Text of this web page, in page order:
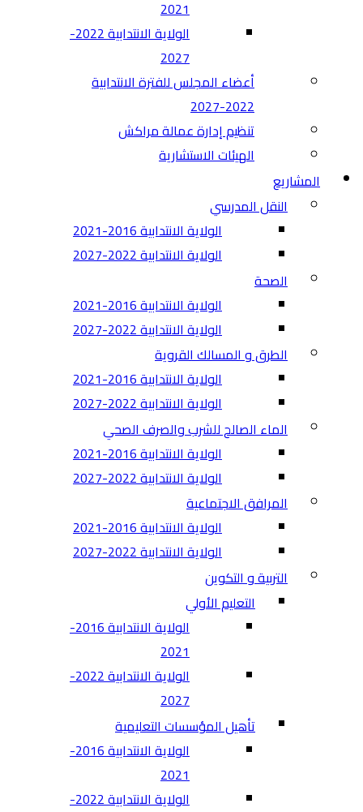
2021
الولاية الانتدابية 2022-
2027
أعضاء المجلس للفترة الانتدابية
2022-2027
تنظيم إدارة عمالة مراكش
الهيئات الاستشارية
المشاريع
النقل المدرسي
الولاية الانتدابية 2016-2021
الولاية الانتدابية 2022-2027
الصحة
الولاية الانتدابية 2016-2021
الولاية الانتدابية 2022-2027
الطرق و المسالك القروية
الولاية الانتدابية 2016-2021
الولاية الانتدابية 2022-2027
الماء الصالح للشرب والصرف الصحي
الولاية الانتدابية 2016-2021
الولاية الانتدابية 2022-2027
المرافق الاجتماعية
الولاية الانتدابية 2016-2021
الولاية الانتدابية 2022-2027
التربية و التكوين
التعليم الأولي
الولاية الانتدابية 2016-
2021
الولاية الانتدابية 2022-
2027
تأهيل المؤسسات التعليمية
الولاية الانتدابية 2016-
2021
الولاية الانتدابية 2022-